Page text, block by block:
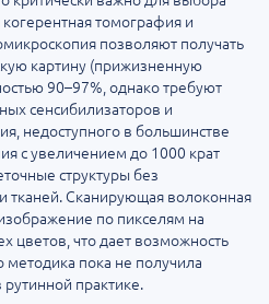
томография и
позволяют получать
картину (прижизненную
90–97%, однако требуют
сенсибилизаторов и
недоступного в большинстве
с увеличением до 1000 крат
структуры без
тканей. Сканирующая волоконная
по пикселям на
цветов, что дает возможность
пока не получила
практике.